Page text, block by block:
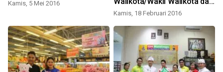
Kamis, 5 Mei 2016
Bupati/Wakil Bupati
Kamis, 18 Februari 2016